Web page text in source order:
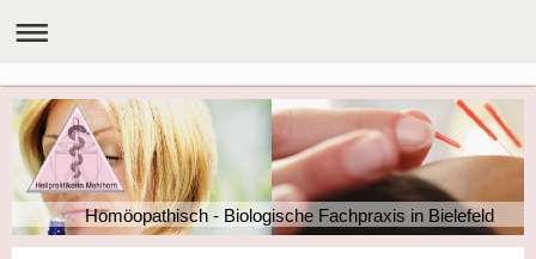
Homöopathisch - Biologische Fachpraxis in Bielefeld